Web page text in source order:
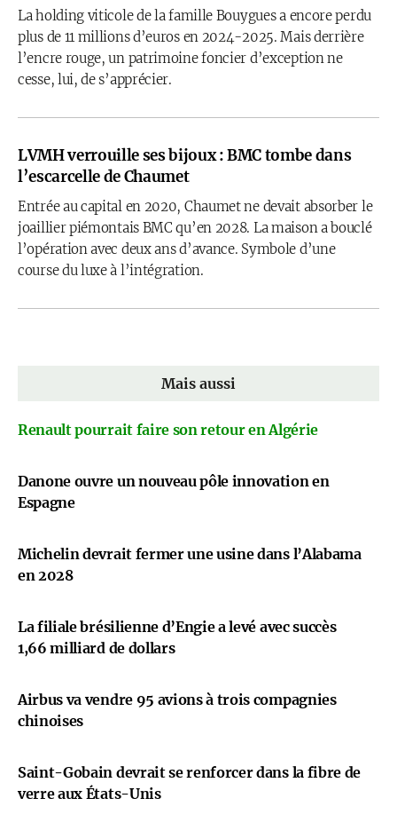
La holding viticole de la famille Bouygues a encore perdu
plus de 11 millions d’euros en 2024-2025. Mais derrière
l’encre rouge, un patrimoine foncier d’exception ne
cesse, lui, de s’apprécier.
LVMH verrouille ses bijoux : BMC tombe dans
l’escarcelle de Chaumet
Entrée au capital en 2020, Chaumet ne devait absorber le
joaillier piémontais BMC qu’en 2028. La maison a bouclé
l’opération avec deux ans d’avance. Symbole d’une
course du luxe à l’intégration.
Mais aussi
Renault pourrait faire son retour en Algérie
Danone ouvre un nouveau pôle innovation en
Espagne
Michelin devrait fermer une usine dans l’Alabama
en 2028
La filiale brésilienne d’Engie a levé avec succès
1,66 milliard de dollars
Airbus va vendre 95 avions à trois compagnies
chinoises
Saint-Gobain devrait se renforcer dans la fibre de
verre aux États-Unis